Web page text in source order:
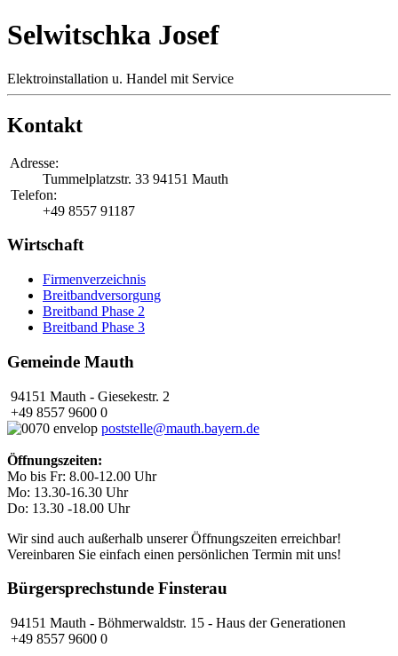
Selwitschka Josef
Elektroinstallation u. Handel mit Service
Kontakt
Adresse:
Tummelplatzstr. 33 94151 Mauth
Telefon:
+49 8557 91187
Wirtschaft
Firmenverzeichnis
Breitbandversorgung
Breitband Phase 2
Breitband Phase 3
Gemeinde Mauth
94151 Mauth - Giesekestr. 2
+49 8557 9600 0
poststelle@mauth.bayern.de
Öffnungszeiten:
Mo bis Fr: 8.00-12.00 Uhr
Mo: 13.30-16.30 Uhr
Do: 13.30 -18.00 Uhr
Wir sind auch außerhalb unserer Öffnungszeiten erreichbar!
Vereinbaren Sie einfach einen persönlichen Termin mit uns!
Bürgersprechstunde Finsterau
94151 Mauth - Böhmerwaldstr. 15 - Haus der Generationen
+49 8557 9600 0